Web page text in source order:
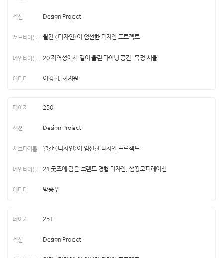
Design Project
월간 〈디자인〉이 엄선한 디자인 프로젝트
20 지역성에서 길어 올린 다이닝 공간, 묵정 서울
이경희, 최지원
250
Design Project
월간 〈디자인〉이 엄선한 디자인 프로젝트
21 굿즈에 담은 브랜드 경험 디자인, 썸띵코퍼레이션
박종우
251
Design Project